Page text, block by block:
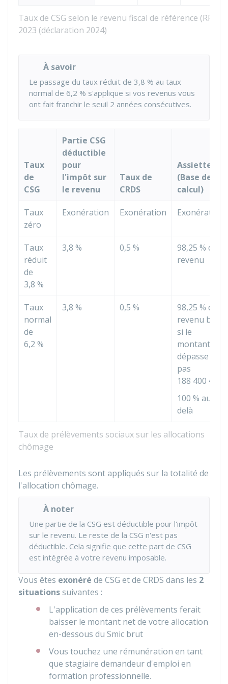
Taux de CSG selon le revenu fiscal de référence (RFR)
2023 (déclaration 2024)
À savoir
Le passage du taux réduit de 3,8 % au taux
normal de 6,2 % s'applique si vos revenus vous
ont fait franchir le seuil 2 années consécutives.
Taux de prélèvements sociaux sur les allocations
chômage
Taux
de
CSG
Partie CSG
déductible
pour
l'impôt sur
le revenu
Taux de
CRDS
Assiette
(Base de
calcul)
Taux
zéro
Exonération Exonération Exonération
Taux
réduit
de
3,8 %
3,8 % 0,5 % 98,25 % du
revenu
Taux
normal
de
6,2 %
3,8 % 0,5 % 98,25 % du
revenu brut
si le
montant ne
dépasse
pas
188 400 €
100 % au
delà
Les prélèvements sont appliqués sur la totalité de
l'allocation chômage.
À noter
Une partie de la CSG est déductible pour l'impôt
sur le revenu. Le reste de la CSG n'est pas
déductible. Cela signifie que cette part de CSG
est intégrée à votre revenu imposable.
Vous êtes exonéré de CSG et de CRDS dans les 2
situationssuivantes :
L'application de ces prélèvements ferait
baisser le montant net de votre allocation
en-dessous du Smic brut
Vous touchez une rémunération en tant
que stagiaire demandeur d'emploi en
formation professionnelle.